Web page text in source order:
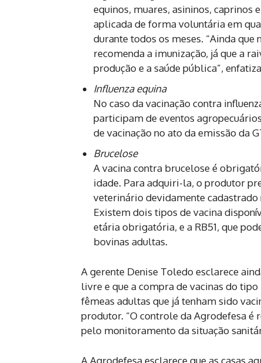
equinos, muares, asininos, caprinos
aplicada de forma voluntária em
durante todos os meses. “Ainda
recomenda a imunização, já que a
produção e a saúde pública”,
Influenza equina
No caso da vacinação contra
participam de eventos
de vacinação no ato da emissão da
Brucelose
A vacina contra brucelose é
idade. Para adquiri-la, o produtor
veterinário devidamente cadastrado
Existem dois tipos de vacina
etária obrigatória, e a RB51, que
bovinas adultas.
A gerente Denise Toledo esclarece
livre e que a compra de vacinas do
fêmeas adultas que já tenham sido
produtor. “O controle da Agrodefesa é
pelo monitoramento da situação
A Agrodefesa esclarece que as casas